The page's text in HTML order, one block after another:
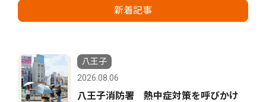
新着記事
八王子
2026.08.06
八王子消防署 熱中症対策を呼びかけ